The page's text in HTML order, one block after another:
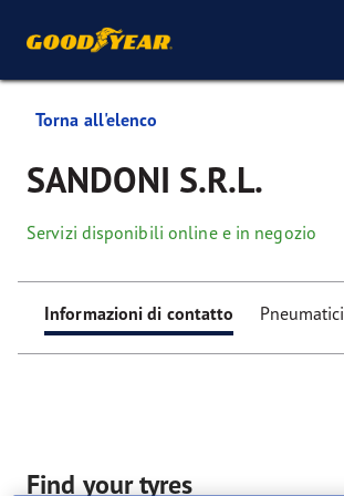
Torna all'elenco
SANDONI S.R.L.
Servizi disponibili online e in negozio
Informazioni di contatto Pneumatici
Find your tyres